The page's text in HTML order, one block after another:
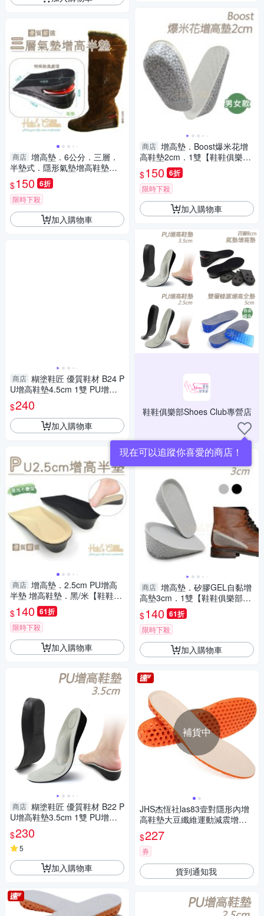
商店 增高墊．6公分．三層．
半墊式．隱形氣墊增高鞋墊．1
雙【鞋鞋俱樂部】【906-B03】
$150 6折
限時下殺
加入購物車
商店 糊塗鞋匠 優質鞋材 B24 P
U增高鞋墊4.5cm 1雙 PU增高
墊 記憶棉鞋墊 PU鞋墊 足弓增
高墊
$240
加入購物車
商店 增高墊．2.5cm PU增高
半墊 增高鞋墊．黑/米【鞋鞋俱
樂部】【906-B42】
$140 61折
限時下殺
加入購物車
商店 糊塗鞋匠 優質鞋材 B22 P
U增高鞋墊3.5cm 1雙 PU增高
墊 記憶棉鞋墊 PU鞋墊 足弓增
高墊
$230
5
加入購物車
商店 增高墊．Boost爆米花增
高鞋墊2cm．1雙【鞋鞋俱樂
部】【906-B55】男款/女款
$150 6折
限時下殺
加入購物車
鞋鞋俱樂部Shoes Club專營店
現在可以追蹤你喜愛的商店！
商店 增高墊．矽膠GEL自黏增
高墊3cm．1雙【鞋鞋俱樂部】
【906-B50】灰/黑
$140 61折
限時下殺
加入購物車
補貨中
JHS杰恆社las83壹對隱形內增
高鞋墊大豆纖維運動減震增高
墊
$227
券
貨到通知我